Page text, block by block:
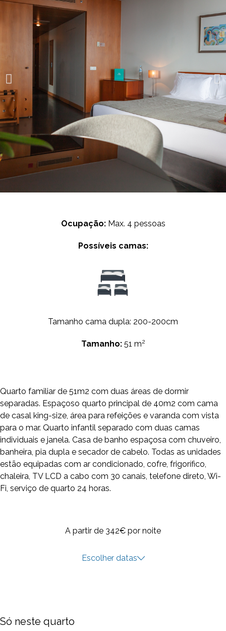
Ocupação:Max. 4 pessoas
Possíveis camas:
Tamanho cama dupla: 200-200cm
Tamanho:51 m2
Quarto familiar de 51m2 com duas áreas de dormir
separadas. Espaçoso quarto principal de 40m2 com cama
de casal king-size, área para refeições e varanda com vista
para o mar. Quarto infantil separado com duas camas
individuais e janela. Casa de banho espaçosa com chuveiro,
banheira, pia dupla e secador de cabelo. Todas as unidades
estão equipadas com ar condicionado, cofre, frigorífico,
chaleira, TV LCD a cabo com 30 canais, telefone direto, Wi-
Fi, serviço de quarto 24 horas.
A partir de 342€ por noite
Escolher datas
Só neste quarto